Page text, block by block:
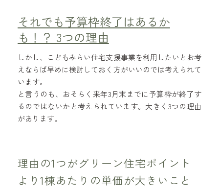
それでも予算枠終了はあるか
も！？ 3つの理由
しかし、こどもみらい住宅支援事業を利用したいとお考
えならば早めに検討しておく方がいいのでは考えられて
います。
と言うのも、おそらく来年3月末までに予算枠が終了す
るのではないかと考えられています。大きく3つの理由
があります。
理由の1つがグリーン住宅ポイント
より1棟あたりの単価が大きいこと